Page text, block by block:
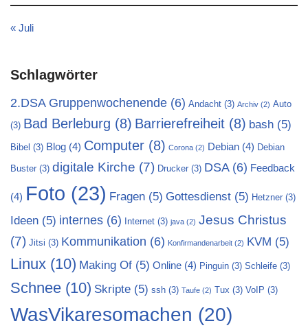
« Juli
Schlagwörter
2.DSA Gruppenwochenende (6) Andacht (3) Archiv (2) Auto
(3) Bad Berleburg (8) Barrierefreiheit (8) bash (5)
Bibel (3) Blog (4) Computer (8) Corona (2) Debian (4) Debian
Buster (3) digitale Kirche (7) Drucker (3) DSA(6) Feedback
(4) Foto (23) Fragen (5) Gottesdienst (5) Hetzner (3)
Ideen (5) internes (6) Internet (3) java (2) Jesus Christus
(7) Jitsi (3) Kommunikation (6) Konfirmandenarbeit (2) KVM (5)
Linux (10) Making Of (5) Online (4) Pinguin (3) Schleife (3)
Schnee (10) Skripte (5) ssh (3) Taufe (2) Tux (3) VoIP (3)
WasVikaresomachen (20)